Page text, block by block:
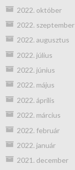
2022. október
2022. szeptember
2022. augusztus
2022. július
2022. június
2022. május
2022. április
2022. március
2022. február
2022. január
2021. december